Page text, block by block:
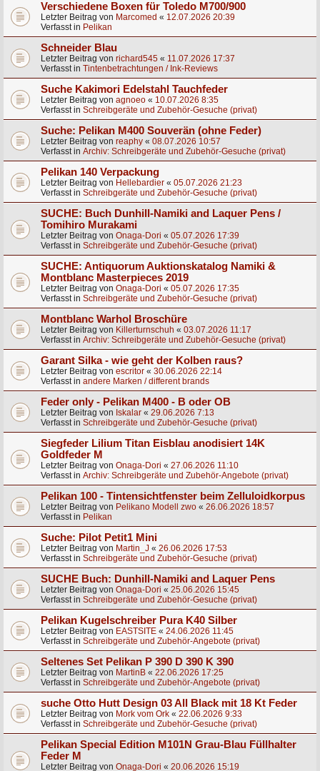
Verschiedene Boxen für Toledo M700/900
Letzter Beitrag von Marcomed « 12.07.2026 20:39
Verfasst in Pelikan
Schneider Blau
Letzter Beitrag von richard545 « 11.07.2026 17:37
Verfasst in Tintenbetrachtungen / Ink-Reviews
Suche Kakimori Edelstahl Tauchfeder
Letzter Beitrag von agnoeo « 10.07.2026 8:35
Verfasst in Schreibgeräte und Zubehör-Gesuche (privat)
Suche: Pelikan M400 Souverän (ohne Feder)
Letzter Beitrag von reaphy « 08.07.2026 10:57
Verfasst in Archiv: Schreibgeräte und Zubehör-Gesuche (privat)
Pelikan 140 Verpackung
Letzter Beitrag von Hellebardier « 05.07.2026 21:23
Verfasst in Schreibgeräte und Zubehör-Gesuche (privat)
SUCHE: Buch Dunhill-Namiki and Laquer Pens /
Tomihiro Murakami
Letzter Beitrag von Onaga-Dori « 05.07.2026 17:39
Verfasst in Schreibgeräte und Zubehör-Gesuche (privat)
SUCHE: Antiquorum Auktionskatalog Namiki &
Montblanc Masterpieces 2019
Letzter Beitrag von Onaga-Dori « 05.07.2026 17:35
Verfasst in Schreibgeräte und Zubehör-Gesuche (privat)
Montblanc Warhol Broschüre
Letzter Beitrag von Killerturnschuh « 03.07.2026 11:17
Verfasst in Archiv: Schreibgeräte und Zubehör-Gesuche (privat)
Garant Silka - wie geht der Kolben raus?
Letzter Beitrag von escritor « 30.06.2026 22:14
Verfasst in andere Marken / different brands
Feder only - Pelikan M400 - B oder OB
Letzter Beitrag von Iskalar « 29.06.2026 7:13
Verfasst in Schreibgeräte und Zubehör-Gesuche (privat)
Siegfeder Lilium Titan Eisblau anodisiert 14K
Goldfeder M
Letzter Beitrag von Onaga-Dori « 27.06.2026 11:10
Verfasst in Archiv: Schreibgeräte und Zubehör-Angebote (privat)
Pelikan 100 - Tintensichtfenster beim Zelluloidkorpus
Letzter Beitrag von Pelikano Modell zwo « 26.06.2026 18:57
Verfasst in Pelikan
Suche: Pilot Petit1 Mini
Letzter Beitrag von Martin_J « 26.06.2026 17:53
Verfasst in Schreibgeräte und Zubehör-Gesuche (privat)
SUCHE Buch: Dunhill-Namiki and Laquer Pens
Letzter Beitrag von Onaga-Dori « 25.06.2026 15:45
Verfasst in Schreibgeräte und Zubehör-Gesuche (privat)
Pelikan Kugelschreiber Pura K40 Silber
Letzter Beitrag von EASTSITE « 24.06.2026 11:45
Verfasst in Schreibgeräte und Zubehör-Angebote (privat)
Seltenes Set Pelikan P 390 D 390 K 390
Letzter Beitrag von MartinB « 22.06.2026 17:25
Verfasst in Schreibgeräte und Zubehör-Angebote (privat)
suche Otto Hutt Design 03 All Black mit 18 Kt Feder
Letzter Beitrag von Mork vom Ork « 22.06.2026 9:33
Verfasst in Schreibgeräte und Zubehör-Gesuche (privat)
Pelikan Special Edition M101N Grau-Blau Füllhalter
Feder M
Letzter Beitrag von Onaga-Dori « 20.06.2026 15:19